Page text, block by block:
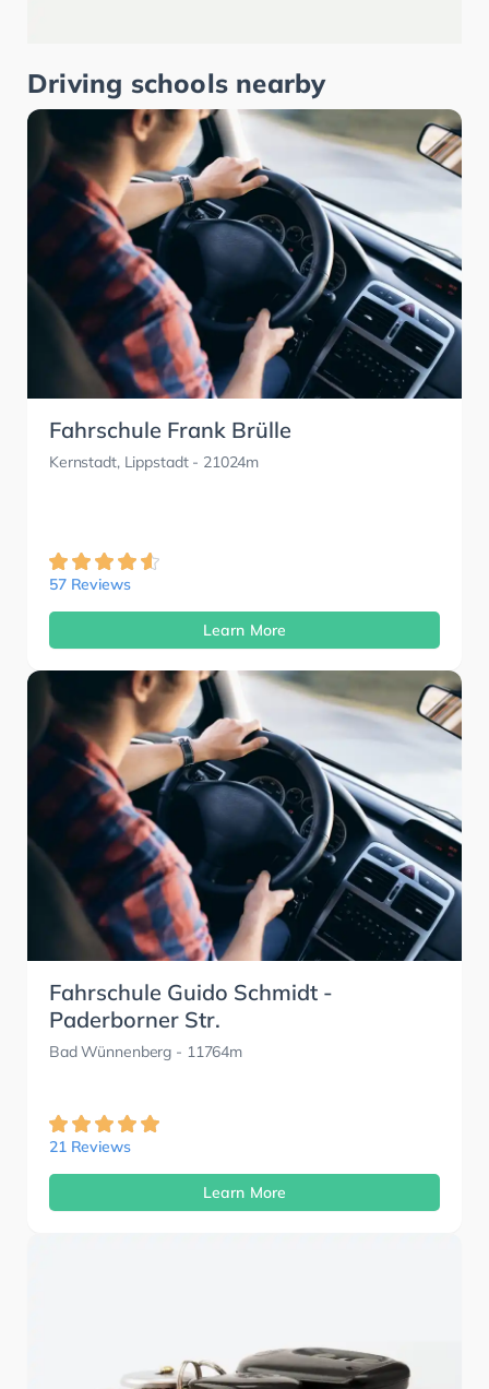
Driving schools nearby
Fahrschule Frank Brülle
Kernstadt, Lippstadt- 21024m
57 Reviews
Learn More
Fahrschule Guido Schmidt -
Paderborner Str.
Bad Wünnenberg - 11764m
21 Reviews
Learn More